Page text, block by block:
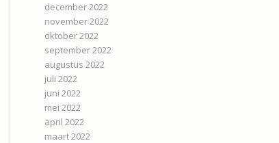
december 2022
november 2022
oktober 2022
september 2022
augustus 2022
juli 2022
juni 2022
mei 2022
april 2022
maart 2022